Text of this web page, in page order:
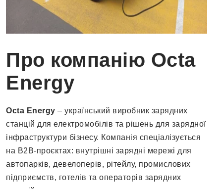
Про компанію Octa
Energy
Octa Energy – український виробник зарядних
станцій для електромобілів та рішень для зарядної
інфраструктури бізнесу. Компанія спеціалізується
на B2B-проєктах: внутрішні зарядні мережі для
автопарків, девелоперів, рітейлу, промислових
підприємств, готелів та операторів зарядних